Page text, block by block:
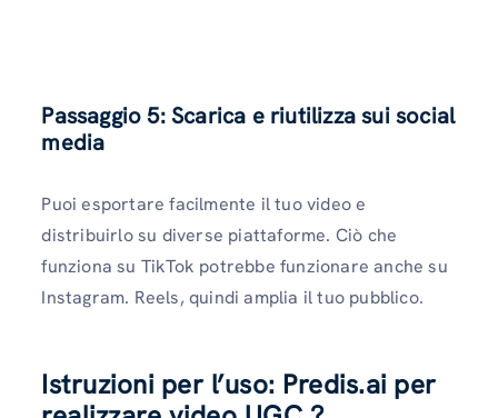
Passaggio 5: Scarica e riutilizza sui social
media
Puoi esportare facilmente il tuo video e
distribuirlo su diverse piattaforme. Ciò che
funziona su TikTok potrebbe funzionare anche su
Instagram. Reels, quindi amplia il tuo pubblico.
Istruzioni per l’uso: Predis.ai per